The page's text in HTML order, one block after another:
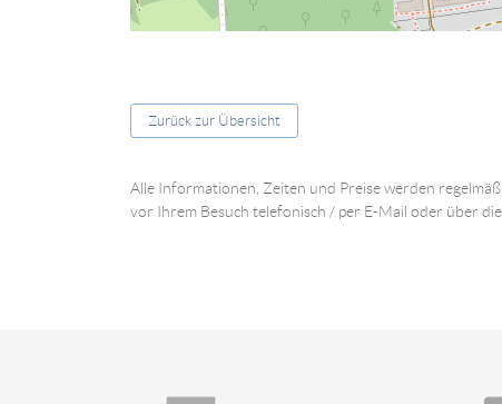
Zurück zur Übersicht
Alle Informationen, Zeiten und Preise werden
vor Ihrem Besuch telefonisch / per E-Mail oder über